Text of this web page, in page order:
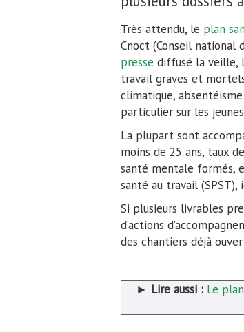
Très attendu, le plan
Cnoct (Conseil national
presse diffusé la veille,
travail graves et
climatique,
particulier sur les
La plupart sont
moins de 25 ans, taux
santé mentale formés,
santé au travail (SPST),
Si plusieurs livrables
d’actions
des chantiers déjà
► Lire aussi : Le